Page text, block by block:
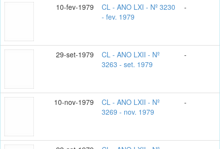
10-fev-1979
CL - ANO LXI - Nº 3230
- fev. 1979
-
29-set-1979
CL - ANO LXII - Nº
3263 - set. 1979
-
10-nov-1979
CL - ANO LXII - Nº
3269 - nov. 1979
-